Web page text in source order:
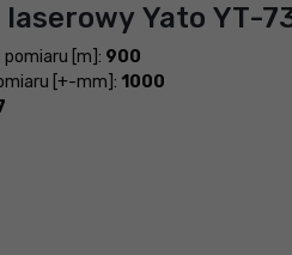
Yato YT-
pomiaru [m]: 900
[+-mm]: 1000